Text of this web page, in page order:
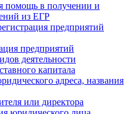
помощь в получении и
из ЕГР
предприятий
предприятий
деятельности
капитала
адреса, названия
или директора